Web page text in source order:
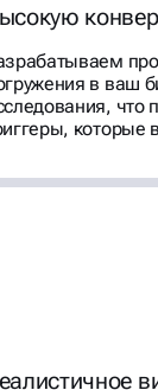
в ваш
что
которые